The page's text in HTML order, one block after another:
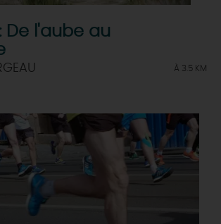
De l'aube au
À 3.5 KM